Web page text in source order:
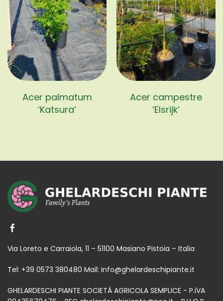
Acer palmatum
‘Katsura’
Acer campestre
‘Elsrijk’
Via Loreto e Carraiola, 11 – 51100 Masiano Pistoia – Italia
Tel: +39 0573 380480 Mail: info@ghelardeschipiante.it
GHELARDESCHI PIANTE SOCIETÀ AGRICOLA SEMPLICE - P.iVA